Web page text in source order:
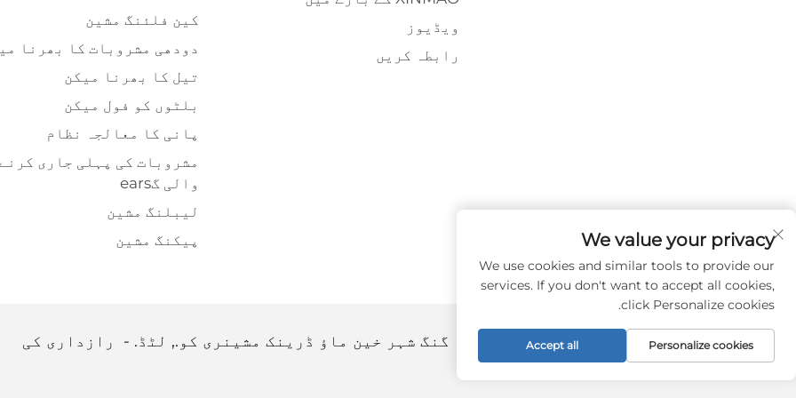
ویڈیوز
رابطہ کریں
کین فلئنگ مشین
دودھی مشروبات کا بھرنا
تیل کا بھرنا میکن
بلٹوں کو فول میکن
پانی کا معالجہ نظام
مشروبات کی پہلی جاری
والی گears
لیبلنگ مشین
پیکنگ مشین
کاپی رائٹ © 2024 بائ زھانگ جیا گنگ شہر خین ماؤ ڈرینک مشینری کو., لٹڈ. -
رازداری کی
پالیسی
We value your privacy
We use cookies and similar tools to provide our
services. If you don't want to accept all cookies,
click Personalize cookies.
Personalize cookies
Accept all